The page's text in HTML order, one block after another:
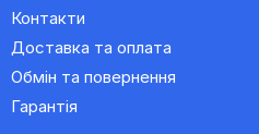
Контакти
Доставка та оплата
Обмін та повернення
Гарантія